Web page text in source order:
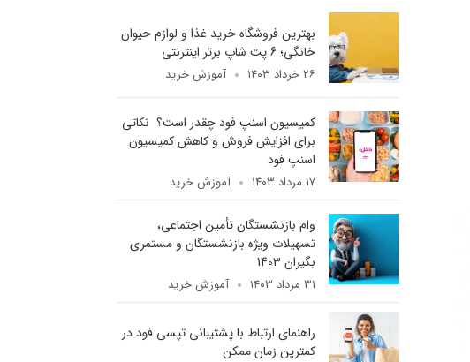
بهترین فروشگاه خرید غذا و لوازم حیوان
خانگی؛ 6 پت شاپ برتر اینترنتی
۲۶ خرداد ۱۴۰۳ آموزش خرید
کمیسیون اسنپ فود چقدر است؟ نکاتی
برای افزایش فروش و کاهش کمیسیون
اسنپ فود
۱۷ مرداد ۱۴۰۳ آموزش خرید
وام بازنشستگان تأمین اجتماعی،
تسهیلات ویژه بازنشستگان و مستمری
بگیران 1403
۳۱ مرداد ۱۴۰۳ آموزش خرید
راهنمای ارتباط با پشتیبانی تپسی فود در
کمترین زمان ممکن